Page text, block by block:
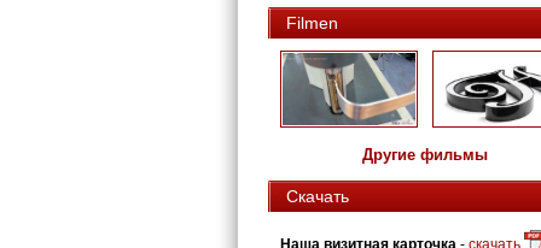
Filmen
Другие фильмы
Скачать
Наша визитная карточка - скачать